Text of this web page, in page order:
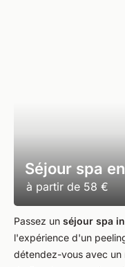
Séjour spa
à partir de 58 €
Passez un séjour spa
l'expérience d'un
détendez-vous avec un